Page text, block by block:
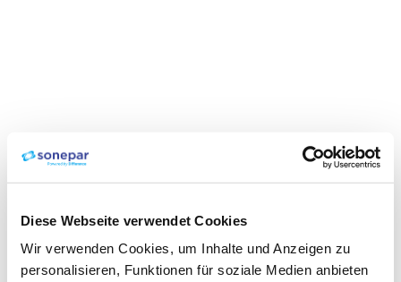
Diese Webseite verwendet Cookies
Wir verwenden Cookies, um Inhalte und Anzeigen zu
personalisieren, Funktionen für soziale Medien anbieten